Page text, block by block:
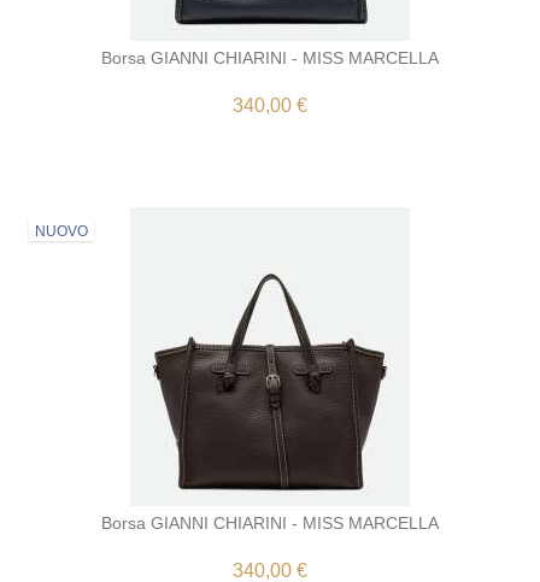
Borsa GIANNI CHIARINI - MISS MARCELLA
340,00 €
NUOVO
Borsa GIANNI CHIARINI - MISS MARCELLA
340,00 €